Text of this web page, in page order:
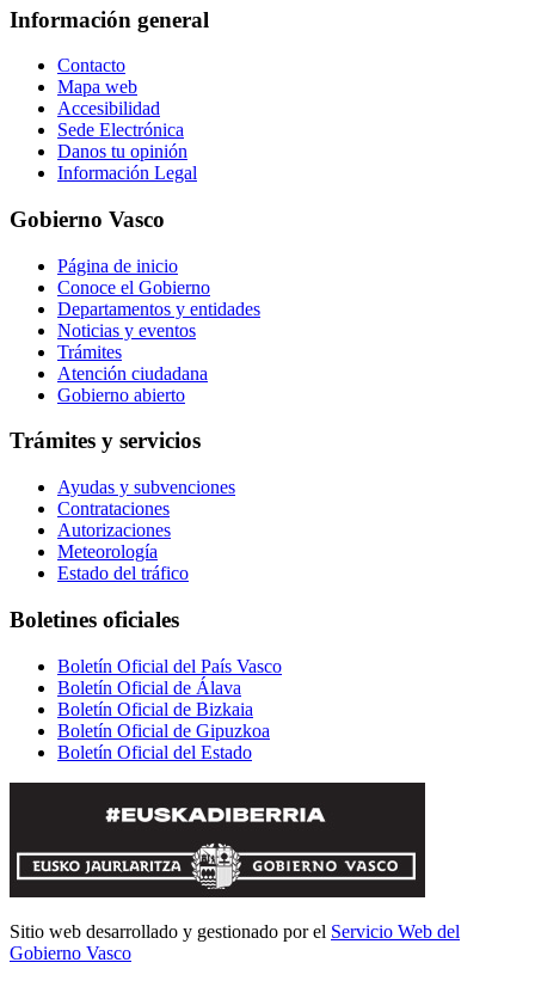
Información general
Contacto
Mapa web
Accesibilidad
Sede Electrónica
Danos tu opinión
Información Legal
Gobierno Vasco
Página de inicio
Conoce el Gobierno
Departamentos y entidades
Noticias y eventos
Trámites
Atención ciudadana
Gobierno abierto
Trámites y servicios
Ayudas y subvenciones
Contrataciones
Autorizaciones
Meteorología
Estado del tráfico
Boletines oficiales
Boletín Oficial del País Vasco
Boletín Oficial de Álava
Boletín Oficial de Bizkaia
Boletín Oficial de Gipuzkoa
Boletín Oficial del Estado
Sitio web desarrollado y gestionado por el Servicio Web del
Gobierno Vasco